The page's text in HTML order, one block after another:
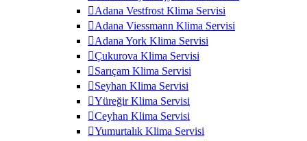
Adana Vestfrost Klima Servisi
Adana Viessmann Klima Servisi
Adana York Klima Servisi
Çukurova Klima Servisi
Sarıçam Klima Servisi
Seyhan Klima Servisi
Yüreğir Klima Servisi
Ceyhan Klima Servisi
Yumurtalık Klima Servisi